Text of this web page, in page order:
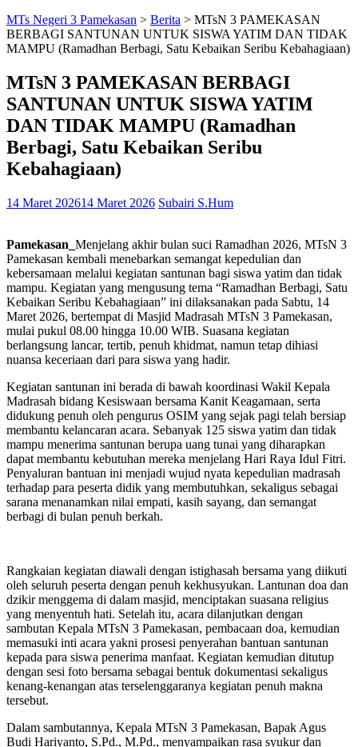
MTs Negeri 3 Pamekasan > Berita > MTsN 3 PAMEKASAN
BERBAGI SANTUNAN UNTUK SISWA YATIM DAN TIDAK
MAMPU (Ramadhan Berbagi, Satu Kebaikan Seribu Kebahagiaan)
MTsN 3 PAMEKASAN BERBAGI
SANTUNAN UNTUK SISWA YATIM
DAN TIDAK MAMPU (Ramadhan
Berbagi, Satu Kebaikan Seribu
Kebahagiaan)
14 Maret 202614 Maret 2026 Subairi S.Hum
Pamekasan_ Menjelang akhir bulan suci Ramadhan 2026, MTsN 3
Pamekasan kembali menebarkan semangat kepedulian dan
kebersamaan melalui kegiatan santunan bagi siswa yatim dan tidak
mampu. Kegiatan yang mengusung tema “Ramadhan Berbagi, Satu
Kebaikan Seribu Kebahagiaan” ini dilaksanakan pada Sabtu, 14
Maret 2026, bertempat di Masjid Madrasah MTsN 3 Pamekasan,
mulai pukul 08.00 hingga 10.00 WIB. Suasana kegiatan
berlangsung lancar, tertib, penuh khidmat, namun tetap dihiasi
nuansa keceriaan dari para siswa yang hadir.
Kegiatan santunan ini berada di bawah koordinasi Wakil Kepala
Madrasah bidang Kesiswaan bersama Kanit Keagamaan, serta
didukung penuh oleh pengurus OSIM yang sejak pagi telah bersiap
membantu kelancaran acara. Sebanyak 125 siswa yatim dan tidak
mampu menerima santunan berupa uang tunai yang diharapkan
dapat membantu kebutuhan mereka menjelang Hari Raya Idul Fitri.
Penyaluran bantuan ini menjadi wujud nyata kepedulian madrasah
terhadap para peserta didik yang membutuhkan, sekaligus sebagai
sarana menanamkan nilai empati, kasih sayang, dan semangat
berbagi di bulan penuh berkah.
Rangkaian kegiatan diawali dengan istighasah bersama yang diikuti
oleh seluruh peserta dengan penuh kekhusyukan. Lantunan doa dan
dzikir menggema di dalam masjid, menciptakan suasana religius
yang menyentuh hati. Setelah itu, acara dilanjutkan dengan
sambutan Kepala MTsN 3 Pamekasan, pembacaan doa, kemudian
memasuki inti acara yakni prosesi penyerahan bantuan santunan
kepada para siswa penerima manfaat. Kegiatan kemudian ditutup
dengan sesi foto bersama sebagai bentuk dokumentasi sekaligus
kenang-kenangan atas terselenggaranya kegiatan penuh makna
tersebut.
Dalam sambutannya, Kepala MTsN 3 Pamekasan, Bapak Agus
Budi Hariyanto, S.Pd., M.Pd., menyampaikan rasa syukur dan